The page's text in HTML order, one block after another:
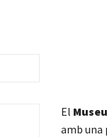
El
amb una